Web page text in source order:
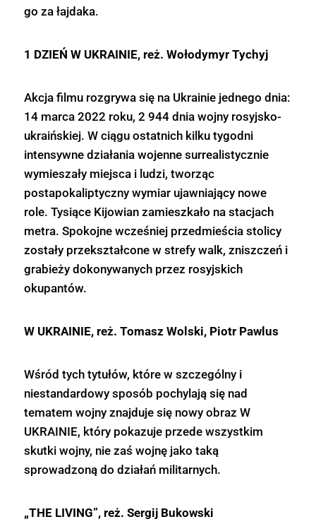
go za łajdaka.
1 DZIEŃ W UKRAINIE, reż. Wołodymyr Tychyj
Akcja filmu rozgrywa się na Ukrainie jednego dnia:
14 marca 2022 roku, 2 944 dnia wojny rosyjsko-
ukraińskiej. W ciągu ostatnich kilku tygodni
intensywne działania wojenne surrealistycznie
wymieszały miejsca i ludzi, tworząc
postapokaliptyczny wymiar ujawniający nowe
role. Tysiące Kijowian zamieszkało na stacjach
metra. Spokojne wcześniej przedmieścia stolicy
zostały przekształcone w strefy walk, zniszczeń i
grabieży dokonywanych przez rosyjskich
okupantów.
W UKRAINIE, reż. Tomasz Wolski, Piotr Pawlus
Wśród tych tytułów, które w szczególny i
niestandardowy sposób pochylają się nad
tematem wojny znajduje się nowy obraz W
UKRAINIE, który pokazuje przede wszystkim
skutki wojny, nie zaś wojnę jako taką
sprowadzoną do działań militarnych.
„THE LIVING”, reż. Sergij Bukowski